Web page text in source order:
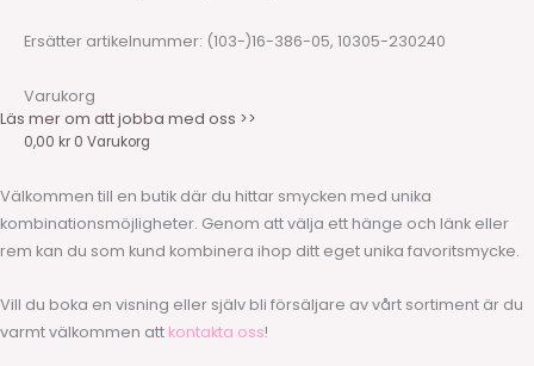
Ersätter artikelnummer: (103-)16-386-05, 10305-230240
Varukorg
Läs mer om att jobba med oss >>
0,00 kr 0 Varukorg
Välkommen till en butik där du hittar smycken med unika
kombinationsmöjligheter. Genom att välja ett hänge och länk eller
rem kan du som kund kombinera ihop ditt eget unika favoritsmycke.
Vill du boka en visning eller själv bli försäljare av vårt sortiment är du
varmt välkommen att kontakta oss!